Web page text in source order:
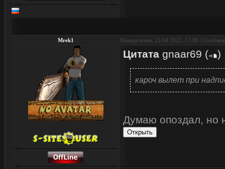
Mrek1 Понедельник, 25.04.2022, 17:09 |
Цитата gnaar69 ( )
кароч вылет при
Думаю опоздал, но